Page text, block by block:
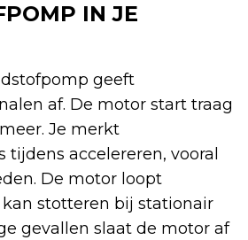
IN JE
geeft
af. De motor start traag
Je merkt
tijdens accelereren, vooral
De motor loopt
stotteren bij stationair
gevallen slaat de motor af